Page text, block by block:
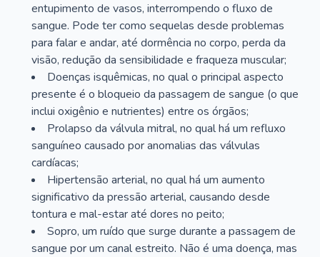
entupimento de vasos, interrompendo o fluxo de
sangue. Pode ter como sequelas desde problemas
para falar e andar, até dormência no corpo, perda da
visão, redução da sensibilidade e fraqueza muscular;
Doenças isquêmicas, no qual o principal aspecto
presente é o bloqueio da passagem de sangue (o que
inclui oxigênio e nutrientes) entre os órgãos;
Prolapso da válvula mitral, no qual há um refluxo
sanguíneo causado por anomalias das válvulas
cardíacas;
Hipertensão arterial, no qual há um aumento
significativo da pressão arterial, causando desde
tontura e mal-estar até dores no peito;
Sopro, um ruído que surge durante a passagem de
sangue por um canal estreito. Não é uma doença, mas